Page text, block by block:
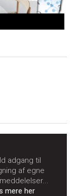
adgang til
af egne
mere her